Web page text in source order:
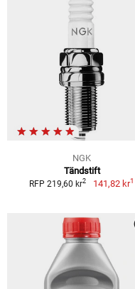
NGK
Tändstift
RFP 219,60 kr2 141,82 kr1